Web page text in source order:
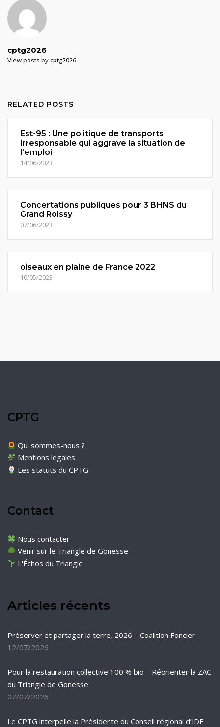
cptg2026
View posts by cptg2026
RELATED POSTS
Est-95 : Une politique de transports
irresponsable qui aggrave la situation de
l’emploi
14/06/2023
Concertations publiques pour 3 BHNS du
Grand Roissy
07/06/2023
oiseaux en plaine de France 2022
10/05/2023
CPTG
Qui sommes-nous ?
Mentions légales
Les statuts du CPTG
Contact
Nous contacter
Venir sur le Triangle de Gonesse
L'Échos du Triangle
Articles récents
Préserver et partager la terre, 2026 – Coalition Foncier
12/07/2026
Pour la restauration collective 100 % bio – Réorienter la ZAC
du Triangle de Gonesse
07/07/2026
Le CPTG interpelle la Présidente du Conseil régional d’IDF